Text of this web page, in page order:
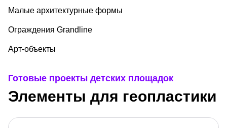
Малые архитектурные формы
Ограждения Grandline
Арт-объекты
Готовые проекты детских площадок
Элементы для геопластики